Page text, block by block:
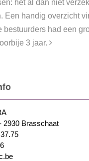
het al dan niet
Een handig overzicht
bestuurders had een
3 jaar.
2930 Brasschaat